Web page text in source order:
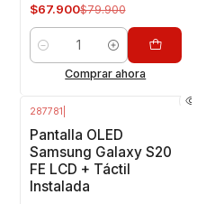
$67.900$79.900
Cantidad
Comprar ahora
287781
Pantalla OLED
Samsung Galaxy S20
FE LCD + Táctil
Instalada